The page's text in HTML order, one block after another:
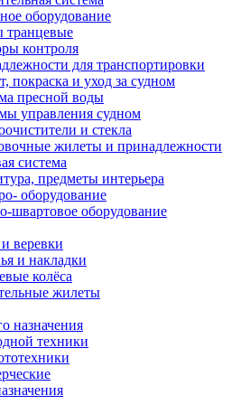
оборудование
транцевые
контроля
для транспортировки
покраска и уход за судном
пресной воды
управления судном
и стекла
жилеты и принадлежности
система
предметы интерьера
оборудование
швартовое оборудование
веревки
и накладки
колёса
жилеты
назначения
техники